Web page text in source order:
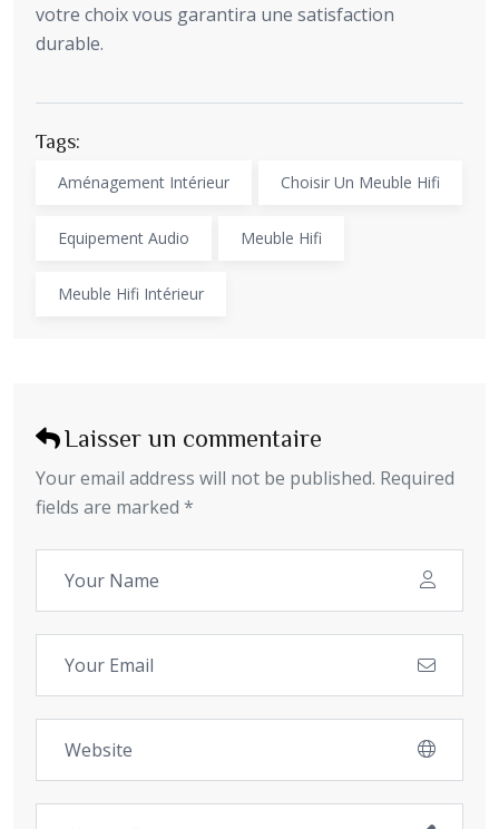
votre choix vous garantira une satisfaction
durable.
Tags:
Aménagement Intérieur Choisir Un Meuble Hifi
Equipement Audio Meuble Hifi
Meuble Hifi Intérieur
Laisser un commentaire
Your email address will not be published. Required
fields are marked *